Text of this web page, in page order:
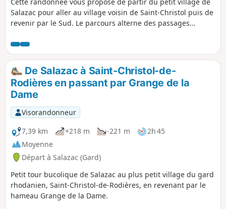
Salazac pour aller au village voisin de Saint-Christol puis de
revenir par le Sud. Le parcours alterne des passages
aussi des passages plus ombragés. Il offre une belle vue
sur Salazac et la vallée du Rhône.
De Salazac à Saint-Christol-de-
Rodières en passant par Grange de la
Dame
Visorandonneur
7,39 km
+218 m -221 m
2h 45
Moyenne
Départ à Salazac (Gard)
Petit tour bucolique de Salazac au plus petit village du gard
rhodanien, Saint-Christol-de-Rodières, en revenant par le
hameau Grange de la Dame.